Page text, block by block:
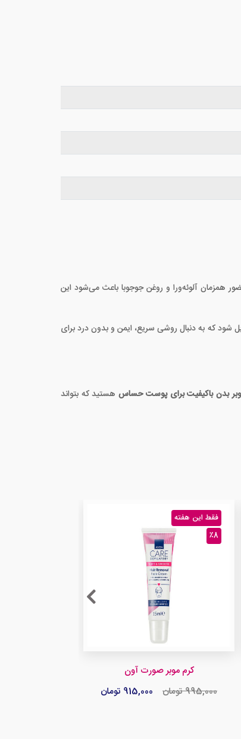
همزمان آلوئه‌ورا و روغن جوجوبا باعث می‌شود این
شود که به دنبال روشی سریع، ایمن و بدون درد برای
بدن باکیفیت برای پوست حساسهستید که بتواند
فقط این هفته
٪8
کرم موبر صورت آون
995,000 تومان
915,000 تومان